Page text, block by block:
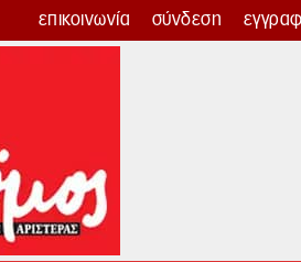
επικοινωνία σύνδεση